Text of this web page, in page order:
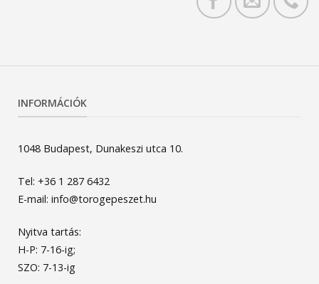
INFORMÁCIÓK
1048 Budapest, Dunakeszi utca 10.
Tel: +36 1 287 6432
E-mail: info@torogepeszet.hu
Nyitva tartás:
H-P: 7-16-ig;
SZO: 7-13-ig